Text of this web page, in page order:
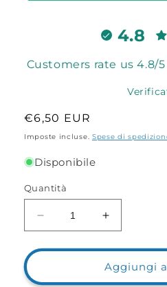
4.8
Customers rate us 4.8/
Prezzo
di
€6,50 EUR
Imposte incluse. Spese di
Disponibile
Quantità
Diminuisci
quantità
per
Filo
Aumenta
quantità
per
Taglia
Filo
Aggiungi